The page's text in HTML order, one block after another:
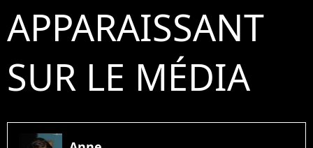
APPARAISSANT
SUR LE MÉDIA